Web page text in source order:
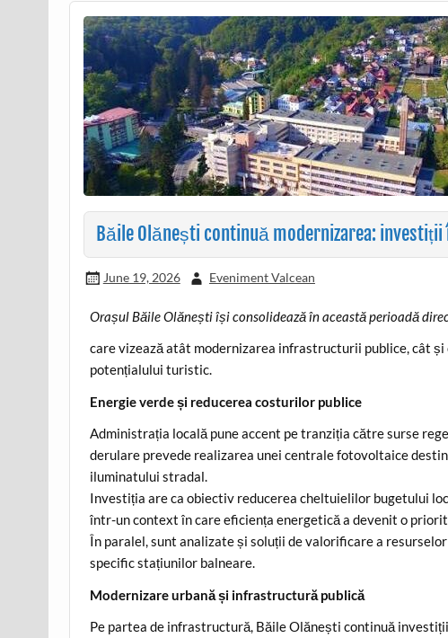
Băile Olănești continuă modernizarea:
June 19, 2026 Eveniment Valcean
Orașul Băile Olănești își consolidează în această perioadă
care vizează atât modernizarea infrastructurii publice, cât
potențialului turistic.
Energie verde și reducerea costurilor publice
Administrația locală pune accent pe tranziția către surse
derulare prevede realizarea unei centrale fotovoltaice
iluminatului stradal.
Investiția are ca obiectiv reducerea cheltuielilor bugetului
într-un context în care eficiența energetică a devenit o
În paralel, sunt analizate și soluții de valorificare a
specific stațiunilor balneare.
Modernizare urbană și infrastructură publică
Pe partea de infrastructură, Băile Olănești continuă